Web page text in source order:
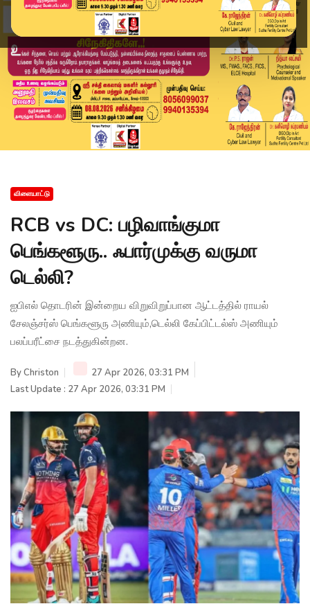
விளையாட்டு
RCB vs DC: பழிவாங்குமா
பெங்களூரு.. ஃபார்முக்கு வருமா
டெல்லி?
ஐபிஎல் தொடரின் இன்றைய விறுவிறுப்பான ஆட்டத்தில் ராயல்
சேலஞ்சர்ஸ் பெங்களூரு அணியும்,டெல்லி கேப்பிட்டல்ஸ் அணியும்
பலப்பரீட்சை நடத்துகின்றன.
ByChriston
27 Apr 2026, 03:31 PM
Last Update : 27 Apr 2026, 03:31 PM